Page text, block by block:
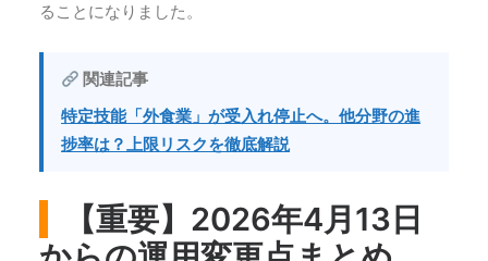
ることになりました。
関連記事
特定技能「外食業」が受入れ停止へ。他分野の進
捗率は？上限リスクを徹底解説
【重要】2026年4月13日